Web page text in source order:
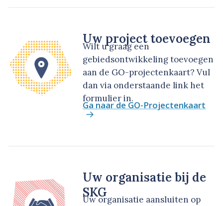
Uw project toevoegen
Wilt u graag een
gebiedsontwikkeling toevoegen
aan de GO-projectenkaart? Vul
dan via onderstaande link het
formulier in.
Ga naar de GO-Projectenkaart
Uw organisatie bij de
SKG
Uw organisatie aansluiten op